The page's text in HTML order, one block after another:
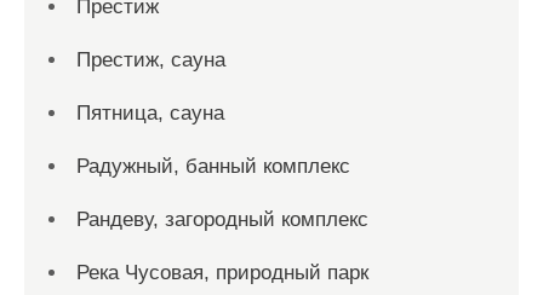
Престиж
Престиж, сауна
Пятница, сауна
Радужный, банный комплекс
Рандеву, загородный комплекс
Река Чусовая, природный парк